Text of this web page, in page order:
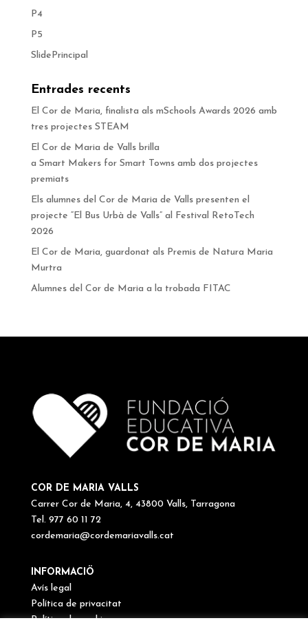
P4
P5
SlidePrincipal
Entrades recents
El Cor de Maria, finalista als mSchools Awards 2026 amb
tres projectes STEAM
El Cor de Maria de Valls brilla
a Smart Makers for Smart Towns amb dos projectes
premiats
Els alumnes del Cor de Maria de Valls presenten el
projecte “El Bus Urbà de Valls” al Festival RetoTech
2026
El Cor de Maria, guardonat als Premis de Natura Maria
Murtra
Alumnes del Cor de Maria a la trobada FITAC
COR DE MARIA VALLS
Carrer Cor de Maria, 4, 43800 Valls, Tarragona
Tel. 977 60 11 72
cordemaria@cordemariavalls.cat
INFORMACIÖ
Avís legal
Política de privacitat
Política de cookies